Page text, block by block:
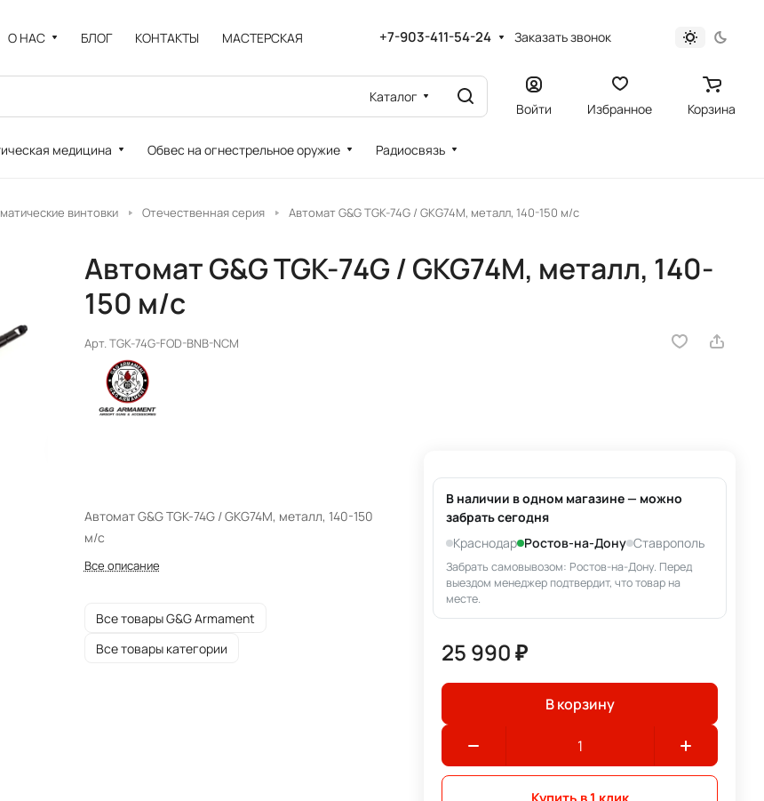
О НАС БЛОГ КОНТАКТЫ МАСТЕРСКАЯ +7-903-411-54-24 Заказать звонок
Каталог
Войти Избранное Корзина
медицина Обвес на огнестрельное оружие Радиосвязь
винтовки Отечественная серия Автомат G&G TGK-74G / GKG74M, металл, 140-150 м/c
Автомат G&G TGK-74G / GKG74M, металл, 140-
150 м/c
Арт.TGK-74G-FOD-BNB-NCM
Автомат G&G TGK-74G / GKG74M, металл, 140-150
м/c
Все описание
Все товары G&G Armament
Все товары категории
В наличии в одном магазине — можно
забрать сегодня
Краснодар Ростов-на-Дону Ставрополь
Забрать самовывозом: Ростов-на-Дону. Перед
выездом менеджер подтвердит, что товар на
месте.
25 990 ₽
В корзину